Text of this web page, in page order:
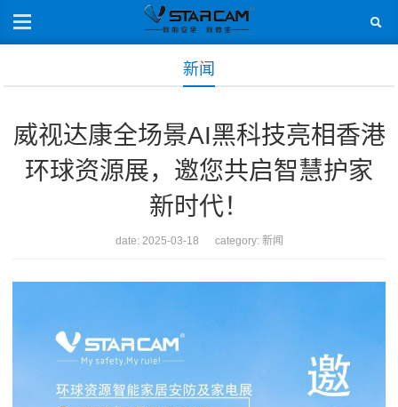
新闻
威视达康全场景AI黑科技亮相香港
环球资源展，邀您共启智慧护家
新时代！
date: 2025-03-18 category: 新闻